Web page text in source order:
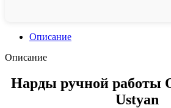
Описание
Описание
Нарды ручной работы
Ustyan